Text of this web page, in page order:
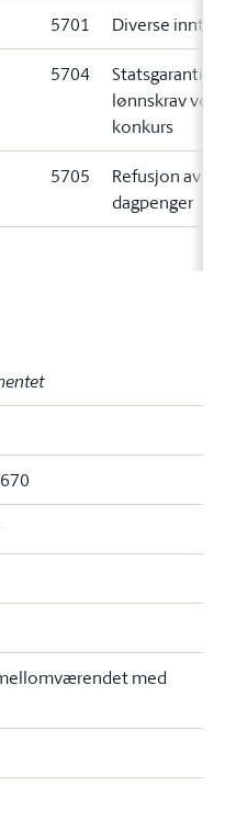
5701 Diverse
5704
Statsgaranti
lønnskrav ved
konkurs
5705
Refusjon av
dagpenger
med